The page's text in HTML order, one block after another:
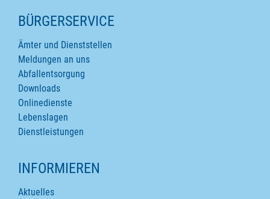
SEITENINHALTE
BÜRGERSERVICE
Ämter und Dienststellen
Meldungen an uns
Abfallentsorgung
Downloads
Onlinedienste
Lebenslagen
Dienstleistungen
INFORMIEREN
Aktuelles